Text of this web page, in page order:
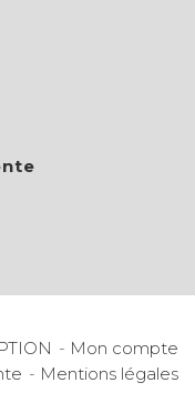
Mon compte
Mentions légales